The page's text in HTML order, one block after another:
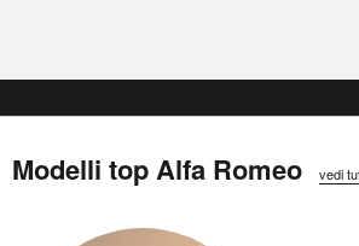
Modelli top Alfa Romeo vedi